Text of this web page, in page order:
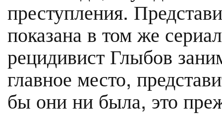
преступления.
показана в том же
рецидивист Глыбов
главное место,
бы они ни была, это